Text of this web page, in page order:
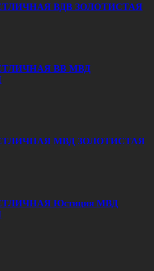
ВДВ ЗОЛОТИСТАЯ
ВВ МВД
МВД ЗОЛОТИСТАЯ
Юстиция МВД